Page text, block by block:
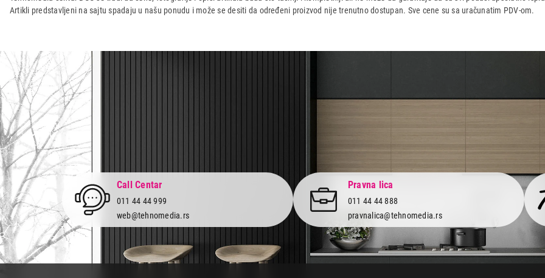
Uvoznik:
220B
Artikli predstavljeni na sajtu spadaju u našu ponudu i može se desiti da određeni proizvod nije trenutno dostupan. Sve cene su sa uračunatim PDV-om.
Call Centar
011 44 44 999
web@tehnomedia.rs
Pravna lica
011 44 44 888
pravnalica@tehnomedia.rs